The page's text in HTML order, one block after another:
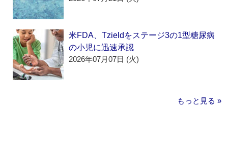
米FDA、Tzieldをステージ3の1型糖尿病
の小児に迅速承認
2026年07月07日 (火)
もっと見る »